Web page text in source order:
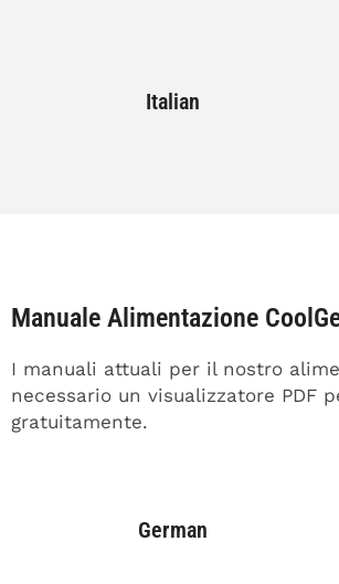
Italian
Manuale Alimentazione
I manuali attuali per il nostro
necessario un visualizzatore PDF
gratuitamente.
German